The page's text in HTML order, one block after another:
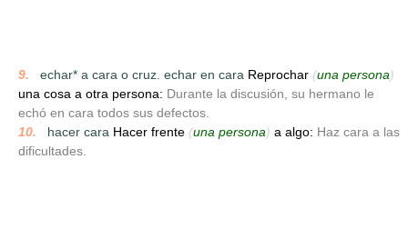
9. echar* a cara o cruz. echar en cara Reprochar (una persona)
una cosa a otra persona: Durante la discusión, su hermano le
echó en cara todos sus defectos.
10.
hacer cara Hacer frente (una persona) a algo: Haz cara a las
dificultades.